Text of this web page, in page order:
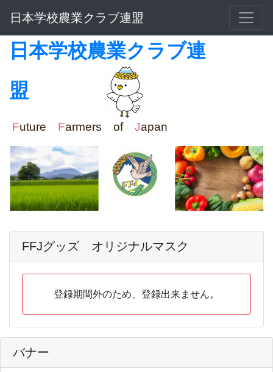
日本学校農業クラブ連盟
日本学校農業クラブ連
盟
Future Farmers of Japan
バナー
FFJグッズ オリジナルマスク
登録期間外のため、登録出来ません。